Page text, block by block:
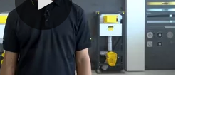
0:00 / 11:52